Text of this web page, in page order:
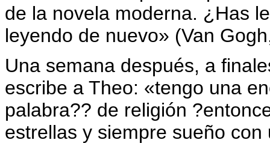
de la novela moderna. ¿Has
leyendo de nuevo» (Van
Una semana después, a
escribe a Theo: «tengo una
palabra?? de religión
estrellas y siempre sueño